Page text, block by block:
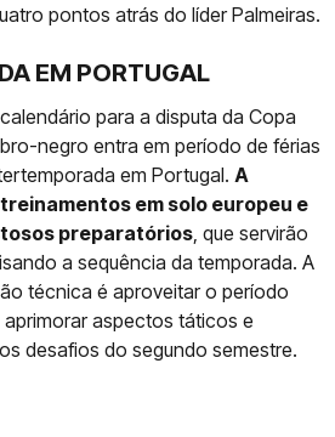
pontos atrás do líder Palmeiras.
EM PORTUGAL
para a disputa da Copa
negro entra em período de férias
em Portugal. A
em solo europeu e
preparatórios , que servirão
a sequência da temporada. A
técnica é aproveitar o período
aspectos táticos e
desafios do segundo semestre.